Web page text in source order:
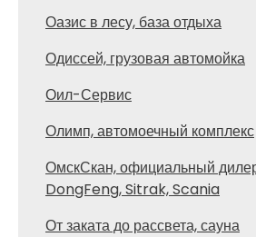
Оазис в лесу, база отдыха
Одиссей, грузовая автомойка
Оил-Сервис
Олимп, автомоечный комплекс
ОмскСкан, официальный
DongFeng, Sitrak, Scania
От заката до рассвета, сауна